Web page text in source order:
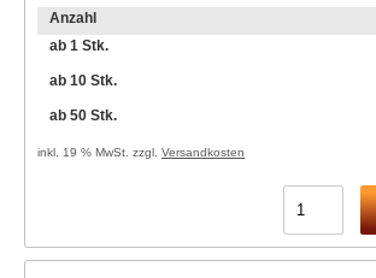
Anzahl
ab 1 Stk.
ab 10 Stk.
ab 50 Stk.
inkl. 19 % MwSt. zzgl. Versandkosten